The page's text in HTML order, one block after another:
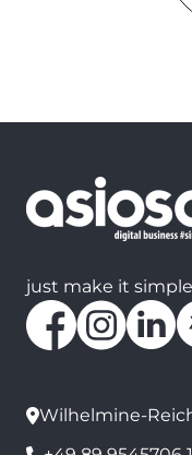
just make it simple
Wilhelmine-